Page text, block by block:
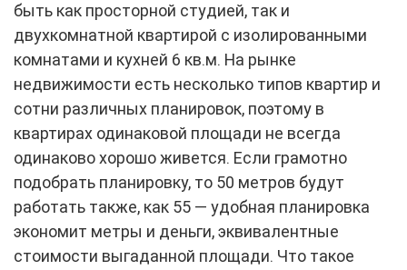
быть как просторной студией, так и
двухкомнатной квартирой с изолированными
комнатами и кухней 6 кв.м. На рынке
недвижимости есть несколько типов квартир и
сотни различных планировок, поэтому в
квартирах одинаковой площади не всегда
одинаково хорошо живется. Если грамотно
подобрать планировку, то 50 метров будут
работать также, как 55 — удобная планировка
экономит метры и деньги, эквивалентные
стоимости выгаданной площади. Что такое